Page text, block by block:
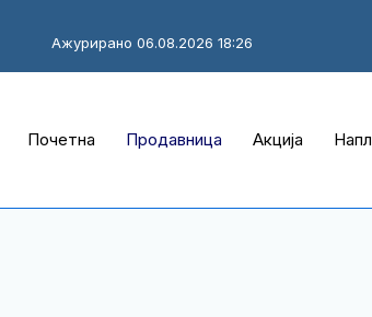
Ажурирано 06.08.2026 18:26
Почетна Продавница Акција